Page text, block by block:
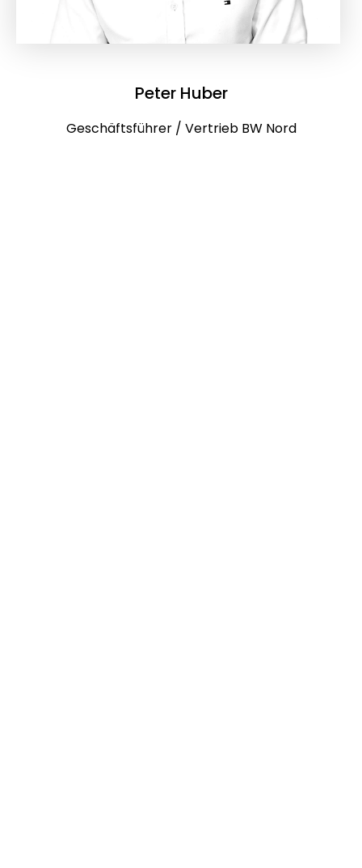
Peter Huber
Geschäftsführer / Vertrieb BW Nord